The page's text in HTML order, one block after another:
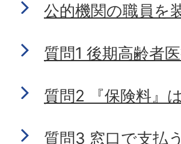
公的機関の職員を
質問1 後期高齢者
質問2 『保険料』
質問3 窓口で支払